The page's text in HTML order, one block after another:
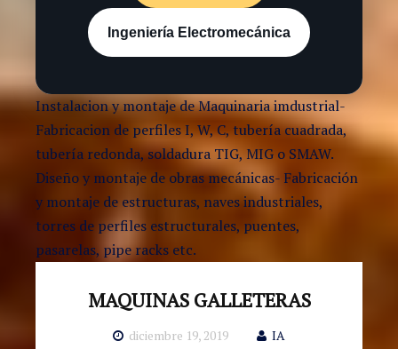
Ingeniería Electromecánica
Instalacion y montaje de Maquinaria imdustrial-
Fabricacion de perfiles I, W, C, tubería cuadrada,
tubería redonda, soldadura TIG, MIG o SMAW.
Diseño y montaje de obras mecánicas- Fabricación
y montaje de estructuras, naves industriales,
torres de perfiles estructurales, puentes,
pasarelas, pipe racks etc.
MAQUINAS GALLETERAS
diciembre 19, 2019 IA